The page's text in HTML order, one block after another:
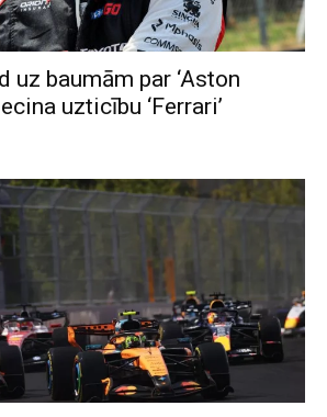
uz baumām par ‘Aston
uzticību ‘Ferrari’